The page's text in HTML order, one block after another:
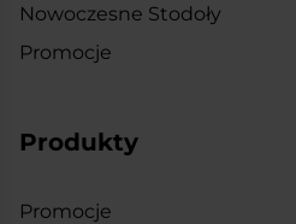
Nowoczesne Stodoły
Promocje
Produkty
Promocje